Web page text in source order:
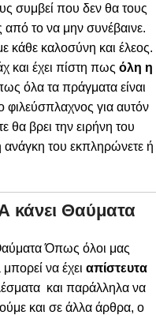
συμβεί που δεν θα τους
από το να μην συνέβαινε.
κάθε καλοσύνη και έλεος.
και έχει πίστη πως όλη η
όλα τα πράγματα είναι
φιλεύσπλαχνος για αυτόν
θα βρει την ειρήνη του
του εκπληρώνετε ή
κάνει Θαύματα
Όπως όλοι μας
να έχει απίστευτα
και παράλληλα να
και σε άλλα άρθρα, ο